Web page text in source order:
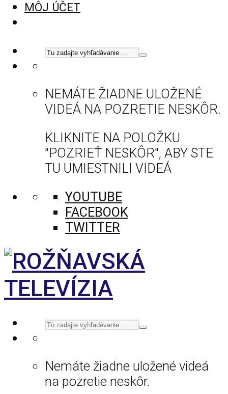
MÔJ ÚČET
NEMÁTE ŽIADNE ULOŽENÉ
VIDEÁ NA POZRETIE NESKÔR.
KLIKNITE NA POLOŽKU
"POZRIEŤ NESKÔR", ABY STE
TU UMIESTNILI VIDEÁ
YOUTUBE
FACEBOOK
TWITTER
Nemáte žiadne uložené videá
na pozretie neskôr.